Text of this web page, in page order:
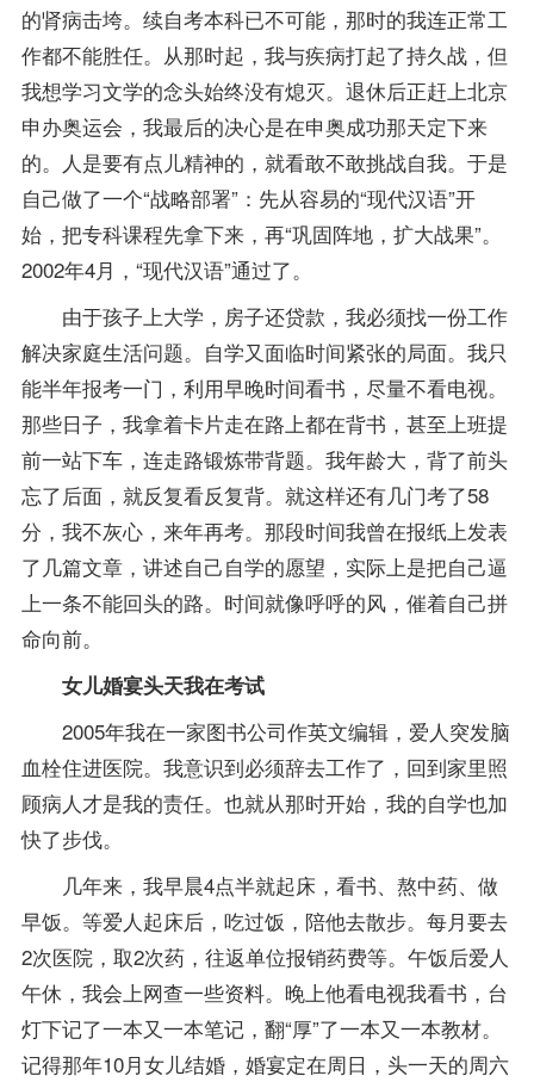
的肾病击垮。续自考本科已不可能，那时的我连正常工
作都不能胜任。从那时起，我与疾病打起了持久战，但
我想学习文学的念头始终没有熄灭。退休后正赶上北京
申办奥运会，我最后的决心是在申奥成功那天定下来
的。人是要有点儿精神的，就看敢不敢挑战自我。于是
自己做了一个“战略部署”：先从容易的“现代汉语”开
始，把专科课程先拿下来，再“巩固阵地，扩大战果”。
2002年4月，“现代汉语”通过了。
由于孩子上大学，房子还贷款，我必须找一份工作
解决家庭生活问题。自学又面临时间紧张的局面。我只
能半年报考一门，利用早晚时间看书，尽量不看电视。
那些日子，我拿着卡片走在路上都在背书，甚至上班提
前一站下车，连走路锻炼带背题。我年龄大，背了前头
忘了后面，就反复看反复背。就这样还有几门考了58
分，我不灰心，来年再考。那段时间我曾在报纸上发表
了几篇文章，讲述自己自学的愿望，实际上是把自己逼
上一条不能回头的路。时间就像呼呼的风，催着自己拼
命向前。
女儿婚宴头天我在考试
2005年我在一家图书公司作英文编辑，爱人突发脑
血栓住进医院。我意识到必须辞去工作了，回到家里照
顾病人才是我的责任。也就从那时开始，我的自学也加
快了步伐。
几年来，我早晨4点半就起床，看书、熬中药、做
早饭。等爱人起床后，吃过饭，陪他去散步。每月要去
2次医院，取2次药，往返单位报销药费等。午饭后爱人
午休，我会上网查一些资料。晚上他看电视我看书，台
灯下记了一本又一本笔记，翻“厚”了一本又一本教材。
记得那年10月女儿结婚，婚宴定在周日，头一天的周六